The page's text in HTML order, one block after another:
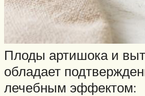
Плоды артишока и
обладает
лечебным эффектом: